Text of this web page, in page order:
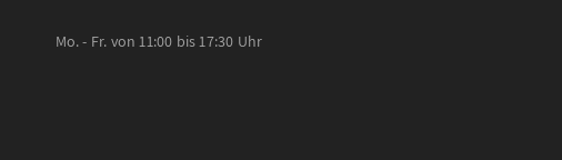
Mo. - Fr. von 11:00 bis 17:30 Uhr